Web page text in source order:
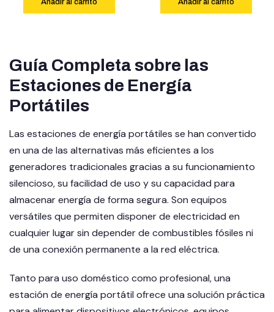
Añadir al carrito Añadir al carrito
Guía Completa sobre las
Estaciones de Energía
Portátiles
Las estaciones de energía portátiles se han convertido
en una de las alternativas más eficientes a los
generadores tradicionales gracias a su funcionamiento
silencioso, su facilidad de uso y su capacidad para
almacenar energía de forma segura. Son equipos
versátiles que permiten disponer de electricidad en
cualquier lugar sin depender de combustibles fósiles ni
de una conexión permanente a la red eléctrica.
Tanto para uso doméstico como profesional, una
estación de energía portátil ofrece una solución práctica